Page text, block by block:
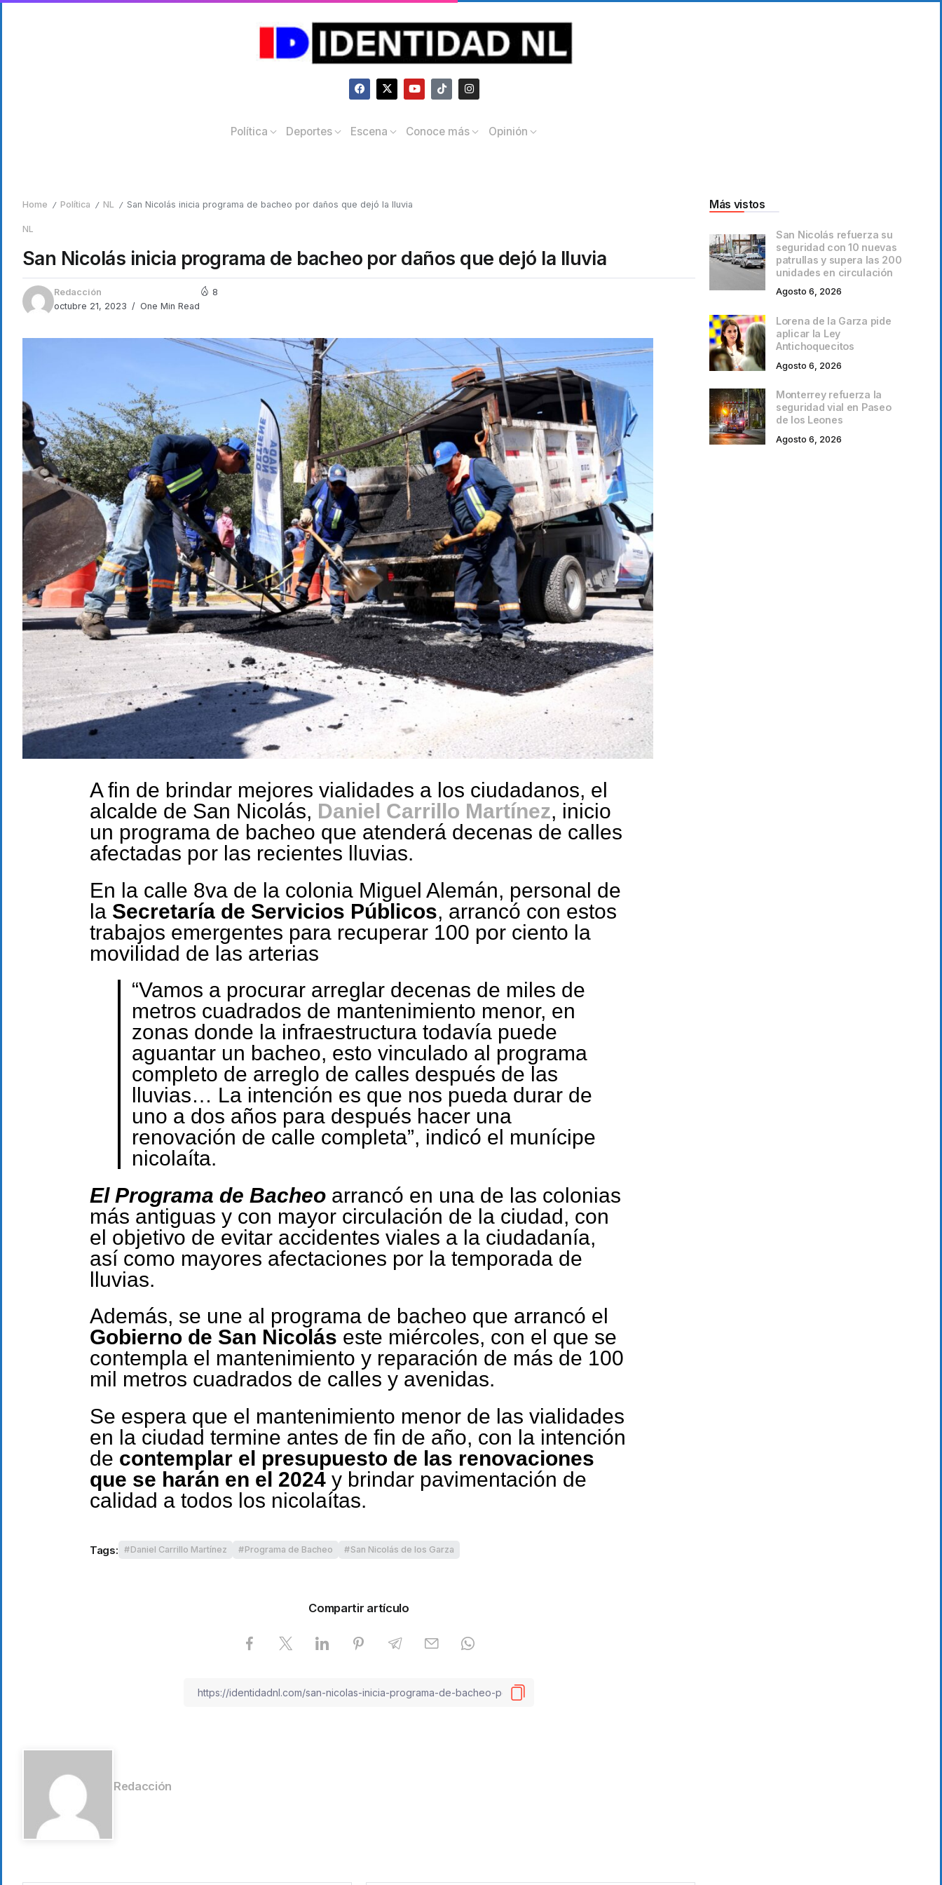
Política Deportes Escena Conoce más Opinión
Home / Política / NL / San Nicolás inicia programa de bacheo por daños que dejó la lluvia
NL
San Nicolás inicia programa de bacheo por daños que dejó la lluvia
Redacción
octubre 21, 2023
One Min Read
8
A fin de brindar mejores vialidades a los ciudadanos, el
alcalde de San Nicolás, Daniel Carrillo Martínez, inicio
un programa de bacheo que atenderá decenas de calles
afectadas por las recientes lluvias.
En la calle 8va de la colonia Miguel Alemán, personal de
la Secretaría de Servicios Públicos, arrancó con estos
trabajos emergentes para recuperar 100 por ciento la
movilidad de las arterias
“Vamos a procurar arreglar decenas de miles de
metros cuadrados de mantenimiento menor, en
zonas donde la infraestructura todavía puede
aguantar un bacheo, esto vinculado al programa
completo de arreglo de calles después de las
lluvias… La intención es que nos pueda durar de
uno a dos años para después hacer una
renovación de calle completa”, indicó el munícipe
nicolaíta.
El Programa de Bacheo arrancó en una de las colonias
más antiguas y con mayor circulación de la ciudad, con
el objetivo de evitar accidentes viales a la ciudadanía,
así como mayores afectaciones por la temporada de
lluvias.
Además, se une al programa de bacheo que arrancó el
Gobierno de San Nicolás este miércoles, con el que se
contempla el mantenimiento y reparación de más de 100
mil metros cuadrados de calles y avenidas.
Se espera que el mantenimiento menor de las vialidades
en la ciudad termine antes de fin de año, con la intención
de contemplar el presupuesto de las renovaciones
que se harán en el 2024 y brindar pavimentación de
calidad a todos los nicolaítas.
Tags: Daniel Carrillo Martínez Programa de Bacheo San Nicolás de los Garza
Compartir artículo
Redacción
Más vistos
San Nicolás refuerza su
seguridad con 10 nuevas
patrullas y supera las 200
unidades en circulación
Agosto 6, 2026
Lorena de la Garza pide
aplicar la Ley
Antichoquecitos
Agosto 6, 2026
Monterrey refuerza la
seguridad vial en Paseo
de los Leones
Agosto 6, 2026